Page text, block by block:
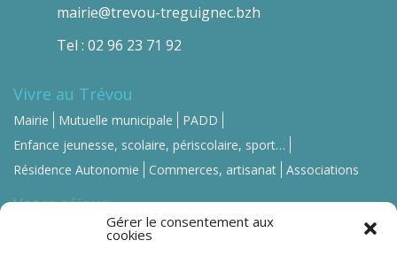
Gérer le consentement aux
cookies
mairie@trevou-treguignec.bzh
Tel : 02 96 23 71 92
Vivre au Trévou
Mairie Mutuelle municipale
PADD
Enfance jeunesse, scolaire, périscolaire, sport…
Résidence Autonomie
Commerces, artisanat Associations
Votre séjour
Se restaurer Commerces, artisanat